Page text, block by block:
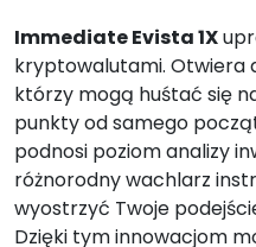
Immediate Evista 1X
kryptowalutami. Otwiera
którzy mogą huśtać się
punkty od samego
podnosi poziom analizy
różnorodny wachlarz
wyostrzyć Twoje
Dzięki tym innowacjom